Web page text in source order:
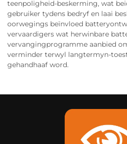
teenpoligheid-beskerming, wat
gebruiker tydens bedryf en laai
oorwegings beïnvloed
vervaardigers wat herwinbare
vervangingprogramme aanbied
verminder terwyl langtermyn-
gehandhaaf word.